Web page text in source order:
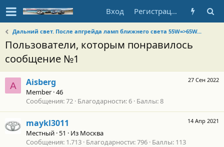
Вход Регистрация
Дальний свет. После апгрейда ламп ближнего света 55W=>65W...
Пользователи, которым понравилось
сообщение №1
A
27 Сен 2022
Aisberg
Member ·46
Сообщения 72 Благодарности 6 Баллы 8
14 Апр 2021
maykl3011
Местный ·51 · Из Москва
Сообщения 1.713 Благодарности 796 Баллы 113